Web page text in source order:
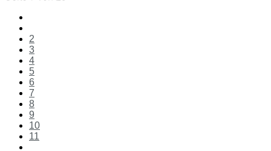
2
3
4
5
6
7
8
9
10
11